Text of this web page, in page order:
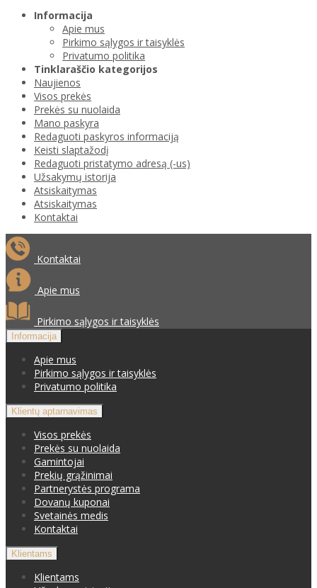
Informacija
Apie mus
Pirkimo sąlygos ir taisyklės
Privatumo politika
Tinklaraščio kategorijos
Naujienos
Visos prekės
Prekės su nuolaida
Mano paskyra
Redaguoti paskyros informaciją
Keisti slaptažodį
Redaguoti pristatymo adresą (-us)
Užsakymų istorija
Atsiskaitymas
Atsiskaitymas
Kontaktai
Kontaktai
Apie mus
Pirkimo sąlygos ir taisyklės
Informacija
Apie mus
Pirkimo sąlygos ir taisyklės
Privatumo politika
Klientų aptarnavimas
Visos prekės
Prekės su nuolaida
Gamintojai
Prekių grąžinimai
Partnerystės programa
Dovanų kuponai
Svetainės medis
Kontaktai
Klientams
Klientams